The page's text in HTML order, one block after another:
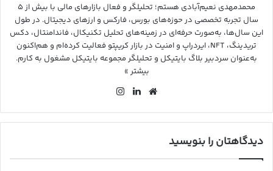
محمدمهدی نعیم‌آبادی هستم؛ تحلیلگر و فعال بازارهای مالی با بیش از ۵
سال تجربه تخصصی در حوزه‌های بورس، فارکس و ارزهای دیجیتال. در طول
این سال‌ها، به‌صورت حرفه‌ای در زمینه‌های تحلیل تکنیکال، فاندامنتال، دکس
تریدینگ، NFT، ایردراپ و امنیت در بازار کریپتو فعالیت کرده‌ام و هم‌اکنون
به‌عنوان سردبیر بلاگ بایتیکل و تحلیلگر مجموعه بایتیکل مشغول به کارم.
بیشتر »
وب
ت
لین
ین گرا
دیدگاهتان را بنویسید